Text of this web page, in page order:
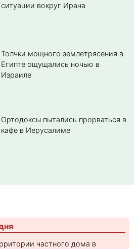
ситуации вокруг Ирана
Толчки мощного землетрясения в
Египте ощущались ночью в
Израиле
Ортодоксы пытались прорваться в
кафе в Иерусалиме
частного дома в